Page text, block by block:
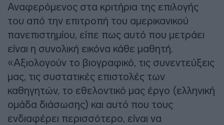
Αναφερόμενος στα κριτήρια της επιλογής
του από την επιτροπή του αμερικανικού
πανεπιστημίου, είπε πως αυτό που μετράει
είναι η συνολική εικόνα κάθε μαθητή.
«Αξιολογούν το βιογραφικό, τις συνεντεύξεις
μας, τις συστατικές επιστολές των
καθηγητών, το εθελοντικό μας έργο (ελληνική
ομάδα διάσωσης) και αυτό που τους
ενδιαφέρει περισσότερο, είναι να